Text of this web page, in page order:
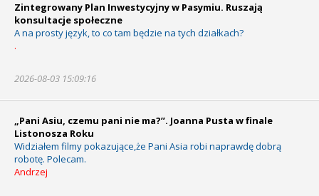
Zintegrowany Plan Inwestycyjny w Pasymiu. Ruszają
konsultacje społeczne
A na prosty język, to co tam będzie na tych działkach?
.
2026-08-03 15:09:16
„Pani Asiu, czemu pani nie ma?”. Joanna Pusta w finale
Listonosza Roku
Widziałem filmy pokazujące,że Pani Asia robi naprawdę dobrą
robotę. Polecam.
Andrzej